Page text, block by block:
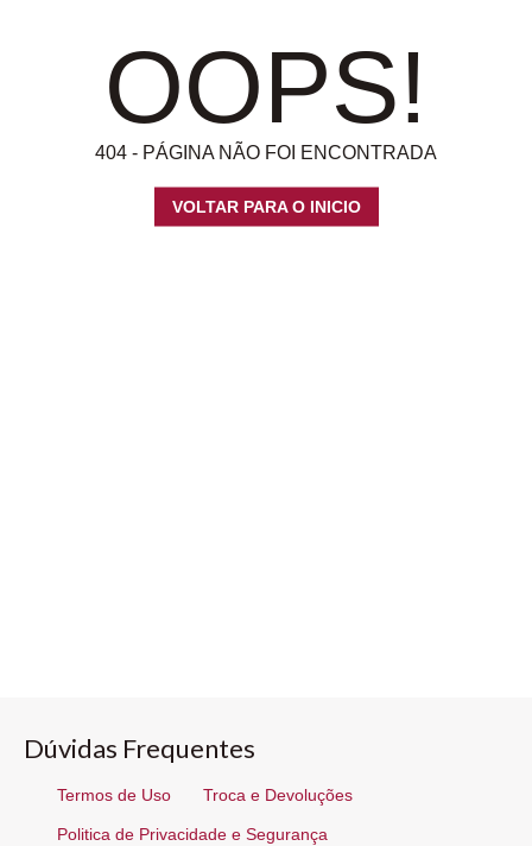
OOPS!
404 - PÁGINA NÃO FOI ENCONTRADA
VOLTAR PARA O INICIO
Dúvidas Frequentes
Termos de Uso Troca e Devoluções
Politica de Privacidade e Segurança